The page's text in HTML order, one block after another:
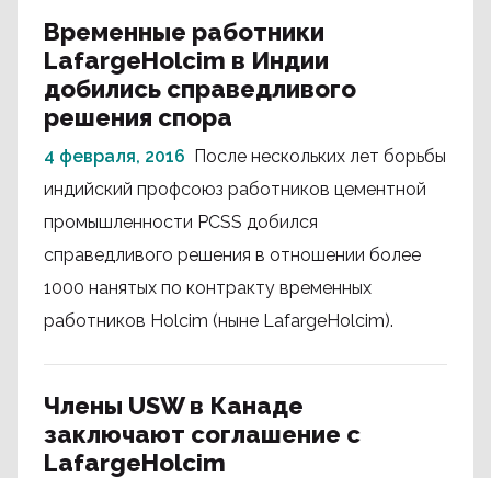
Временные работники
LafargeHolcim в Индии
добились справедливого
решения спора
4 февраля, 2016 После нескольких лет борьбы
индийский профсоюз работников цементной
промышленности PCSS добился
справедливого решения в отношении более
1000 нанятых по контракту временных
работников Holcim (ныне LafargeHolcim).
Члены USW в Канаде
заключают соглашение с
LafargeHolcim